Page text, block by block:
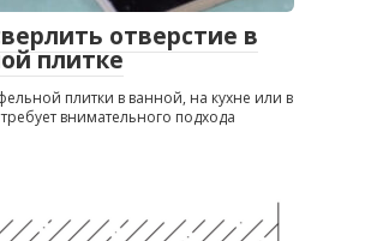
отверстие в
плитке
плитки в ванной, на кухне или в
внимательного подхода